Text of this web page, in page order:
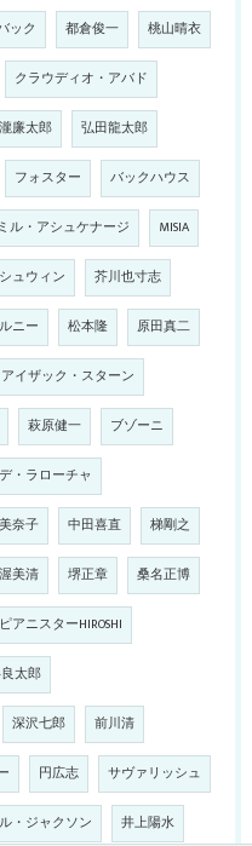
ック 都倉俊一 桃山晴衣
クラウディオ・アバド
瀧廉太郎 弘田龍太郎
フォスター バックハウス
ル・アシュケナージ MISIA
ュウィン 芥川也寸志
ニー 松本隆 原田真二
アイザック・スターン
萩原健一 ブゾーニ
・ラローチャ
奈子 中田喜直 梯剛之
渥美清 堺正章 桑名正博
ピアニスターHIROSHI
太郎
深沢七郎 前川清
円広志 サヴァリッシュ
・ジャクソン 井上陽水